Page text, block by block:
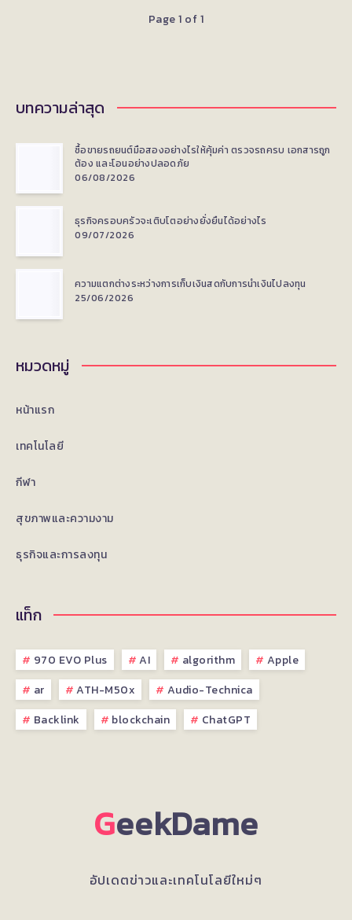
“รูป
ทรง
มงคล”
ใน
โลโก้
ธุรกิจ
Page 1 of 1
บทความล่าสุด
ซื้อขายรถยนต์มือสองอย่างไรให้คุ้มค่า ตรวจรถครบ เอกสารถูก
ต้อง และโอนอย่างปลอดภัย
06/08/2026
ธุรกิจครอบครัวจะเติบโตอย่างยั่งยืนได้อย่างไร
09/07/2026
ความแตกต่างระหว่างการเก็บเงินสดกับการนำเงินไปลงทุน
25/06/2026
หมวดหมู่
หน้าแรก
เทคโนโลยี
กีฬา
สุขภาพและความงาม
ธุรกิจและการลงทุน
แท็ก
970 EVO Plus AI algorithm
Apple
ar
ATH-M50x
Audio-Technica
Backlink
blockchain ChatGPT
GeekDame
อัปเดตข่าวและเทคโนโลยีใหม่ๆ